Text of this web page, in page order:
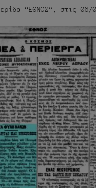
“ΕΘΝΟΣ”, στις 06/